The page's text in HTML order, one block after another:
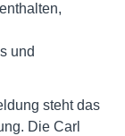
und
steht das
Die Carl